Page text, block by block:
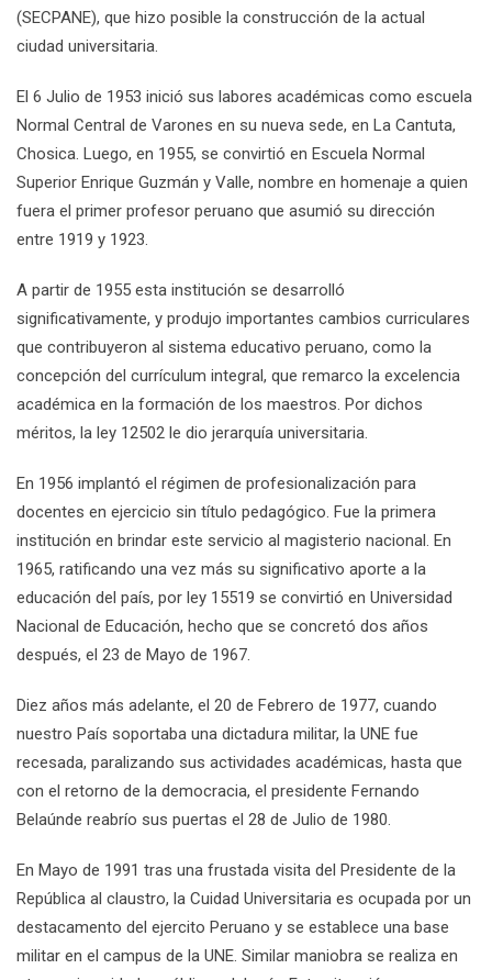
(SECPANE), que hizo posible la construcción de la actual
ciudad universitaria.
El 6 Julio de 1953 inició sus labores académicas como escuela
Normal Central de Varones en su nueva sede, en La Cantuta,
Chosica. Luego, en 1955, se convirtió en Escuela Normal
Superior Enrique Guzmán y Valle, nombre en homenaje a quien
fuera el primer profesor peruano que asumió su dirección
entre 1919 y 1923.
A partir de 1955 esta institución se desarrolló
significativamente, y produjo importantes cambios curriculares
que contribuyeron al sistema educativo peruano, como la
concepción del currículum integral, que remarco la excelencia
académica en la formación de los maestros. Por dichos
méritos, la ley 12502 le dio jerarquía universitaria.
En 1956 implantó el régimen de profesionalización para
docentes en ejercicio sin título pedagógico. Fue la primera
institución en brindar este servicio al magisterio nacional. En
1965, ratificando una vez más su significativo aporte a la
educación del país, por ley 15519 se convirtió en Universidad
Nacional de Educación, hecho que se concretó dos años
después, el 23 de Mayo de 1967.
Diez años más adelante, el 20 de Febrero de 1977, cuando
nuestro País soportaba una dictadura militar, la UNE fue
recesada, paralizando sus actividades académicas, hasta que
con el retorno de la democracia, el presidente Fernando
Belaúnde reabrío sus puertas el 28 de Julio de 1980.
En Mayo de 1991 tras una frustada visita del Presidente de la
República al claustro, la Cuidad Universitaria es ocupada por un
destacamento del ejercito Peruano y se establece una base
militar en el campus de la UNE. Similar maniobra se realiza en